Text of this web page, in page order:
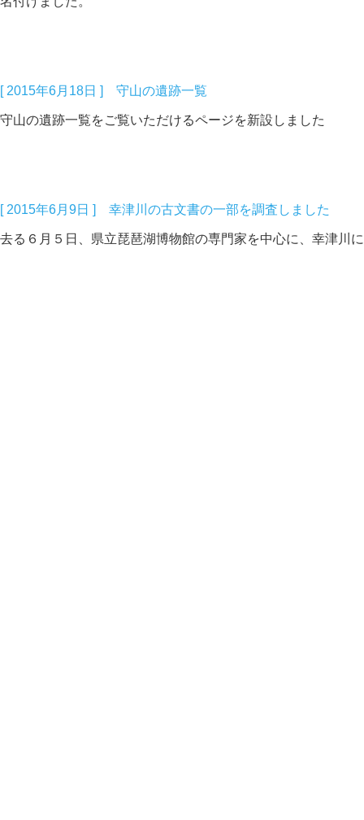
[ 2015年6月18日 ] 守山の遺跡一覧
守山の遺跡一覧をご覧いただけるページを新設しました
[ 2015年6月9日 ] 幸津川の古文書の一部を調査しました
去る６月５日、県立琵琶湖博物館の専門家を中心に、幸津川